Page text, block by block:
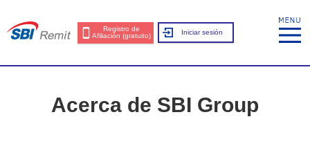
Registro de
Afiliación (gratuito)
Iniciar sesión
Acerca de SBI Group